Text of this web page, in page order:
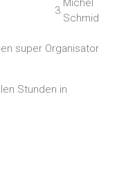
3.
Michel
Schmid
super Organisator
Stunden in